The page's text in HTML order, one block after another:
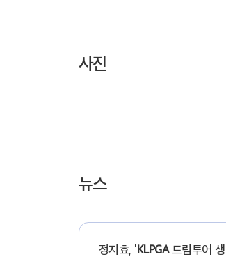
사진
뉴스
정지효, 'KLPGA드림투어